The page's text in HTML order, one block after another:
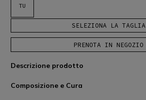
TU
SELEZIONA LA TAGLIA
PRENOTA IN NEGOZIO
Descrizione prodotto
Composizione e Cura